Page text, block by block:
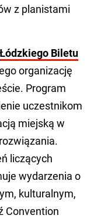
z planistami
Łódzkiego Biletu
organizację
Program
uczestnikom
miejską w
liczących
wydarzenia o
kulturalnym,
Convention